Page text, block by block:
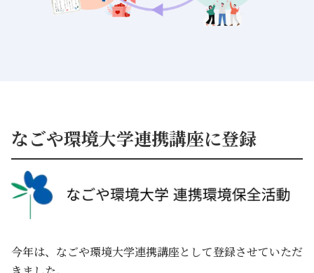
なごや環境大学連携講座に登録
今年は、なごや環境大学連携講座として登録させていただ